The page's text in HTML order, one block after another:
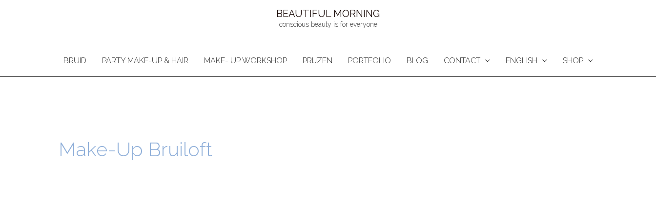
BEAUTIFUL MORNING
conscious beauty is for everyone
BRUID PARTY MAKE-UP & HAIR MAKE- UP WORKSHOP PRIJZEN PORTFOLIO BLOG CONTACT ENGLISH SHOP
Make-Up Bruiloft